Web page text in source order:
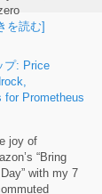
を読む]
プ: Price
for Prometheus
joy of
“Bring
with my7